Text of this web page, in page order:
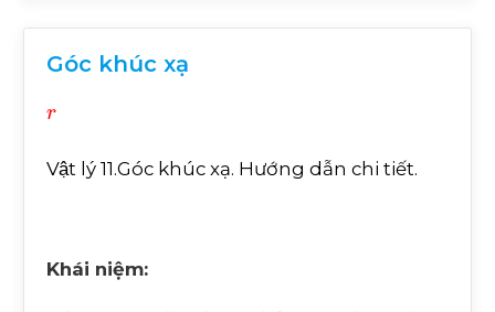
Góc khúc xạ
Vật lý 11.Góc khúc xạ. Hướng dẫn chi tiết.
Khái niệm: